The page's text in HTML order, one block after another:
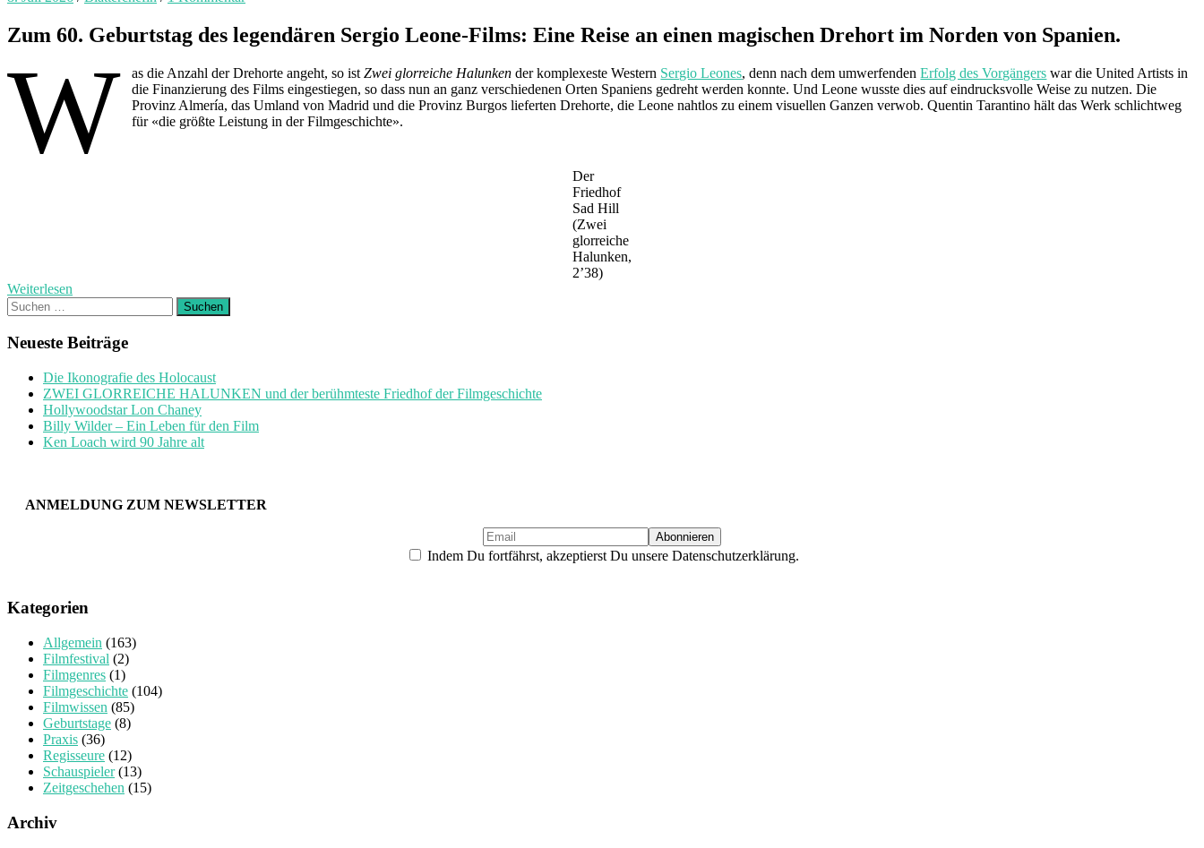
Zum 60. Geburtstag des legendären Sergio Leone-Films: Eine Reise an einen magischen Drehort im Norden von Spanien.
W as die Anzahl der Drehorte angeht, so istZwei glorreiche Halunken der komplexeste Western Sergio Leones, denn nach dem umwerfendenErfolg des Vorgängers war die United Artists in
die Finanzierung des Films eingestiegen, so dass nun an ganz verschiedenen Orten Spaniens gedreht werden konnte. Und Leone wusste dies auf eindrucksvolle Weise zu nutzen. Die
Provinz Almería, das Umland von Madrid und die Provinz Burgos lieferten Drehorte, die Leone nahtlos zu einem visuellen Ganzen verwob. Quentin Tarantino hält das Werk schlichtweg
für «die größte Leistung in der Filmgeschichte».
Der
Friedhof
Sad Hill
(Zwei
glorreiche
Halunken,
2’38)
Weiterlesen
Suchen
nach:
Neueste Beiträge
Die Ikonografie des Holocaust
ZWEI GLORREICHE HALUNKEN und der berühmteste Friedhof der Filmgeschichte
Hollywoodstar Lon Chaney
Billy Wilder – Ein Leben für den Film
Ken Loach wird 90 Jahre alt
ANMELDUNG ZUM NEWSLETTER
Indem Du fortfährst, akzeptierst Du unsere Datenschutzerklärung.
Kategorien
Allgemein (163)
Filmfestival (2)
Filmgenres (1)
Filmgeschichte (104)
Filmwissen (85)
Geburtstage (8)
Praxis (36)
Regisseure (12)
Schauspieler(13)
Zeitgeschehen (15)
Archiv